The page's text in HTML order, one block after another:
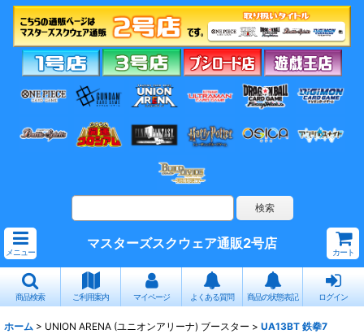
メニュー
マスターズスクウェア通販2号店
カート
商品検索 ご利用案内 マイページ よくある質問 商品の状態表記 ログイン
ホーム > UNION ARENA (ユニオンアリーナ) ブースター > UA13BT 鉄拳7